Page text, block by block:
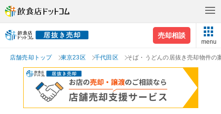
売却相談
menu
店舗売却トップ 東京23区 千代田区 そば・うどんの居抜き売却物件の